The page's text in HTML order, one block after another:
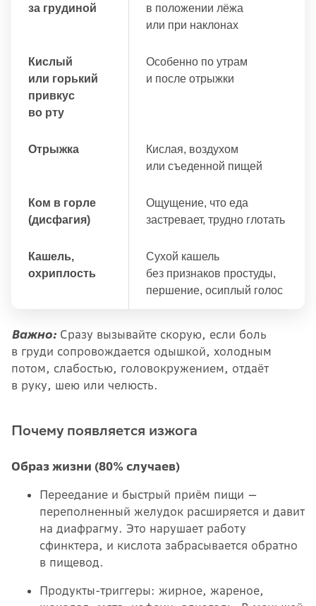
за грудиной
в положении лёжа
или при наклонах
Кислый
или горький
привкус
во рту
Особенно по утрам
и после отрыжки
Отрыжка
Кислая, воздухом
или съеденной пищей
Ком в горле
(дисфагия)
Ощущение, что еда
застревает, трудно глотать
Кашель,
охриплость
Сухой кашель
без признаков простуды,
першение, осиплый голос
Важно: Сразу вызывайте скорую, если боль
в груди сопровождается одышкой, холодным
потом, слабостью, головокружением, отдаёт
в руку, шею или челюсть.
Почему появляется изжога
Образ жизни (80% случаев)
Переедание и быстрый приём пищи —
переполненный желудок расширяется и давит
на диафрагму. Это нарушает работу
сфинктера, и кислота забрасывается обратно
в пищевод.
Продукты-триггеры: жирное, жареное,